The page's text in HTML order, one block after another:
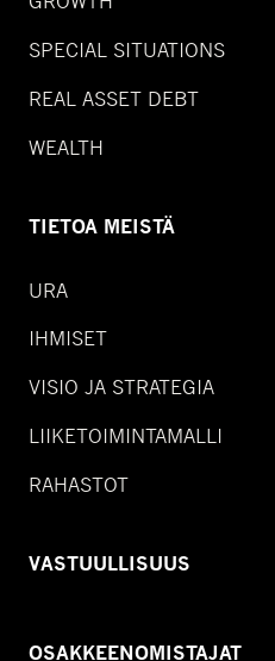
SPECIAL SITUATIONS
REAL ASSET DEBT
WEALTH
TIETOA MEISTÄ
URA
IHMISET
VISIO JA STRATEGIA
LIIKETOIMINTAMALLI
RAHASTOT
VASTUULLISUUS
OSAKKEENOMISTAJAT